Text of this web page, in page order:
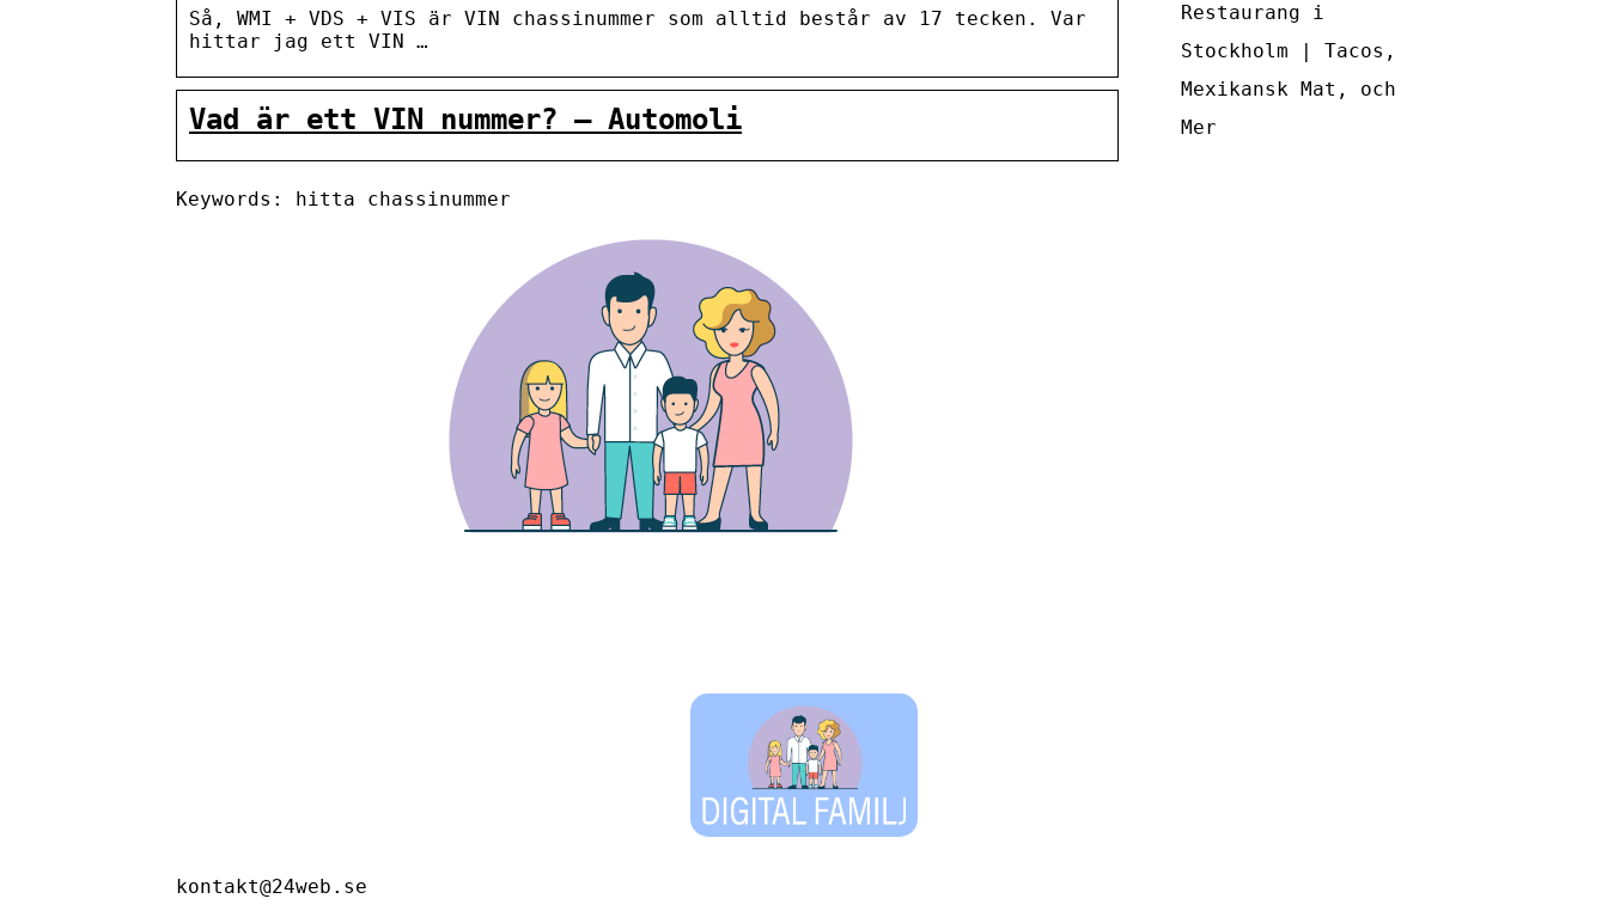
Så, WMI + VDS + VIS är VIN chassinummer som alltid består av 17 tecken. Var
hittar jag ett VIN …
Vad är ett VIN nummer? – Automoli
Keywords: hitta chassinummer
Restaurang i
Stockholm | Tacos,
Mexikansk Mat, och
Mer
kontakt@24web.se